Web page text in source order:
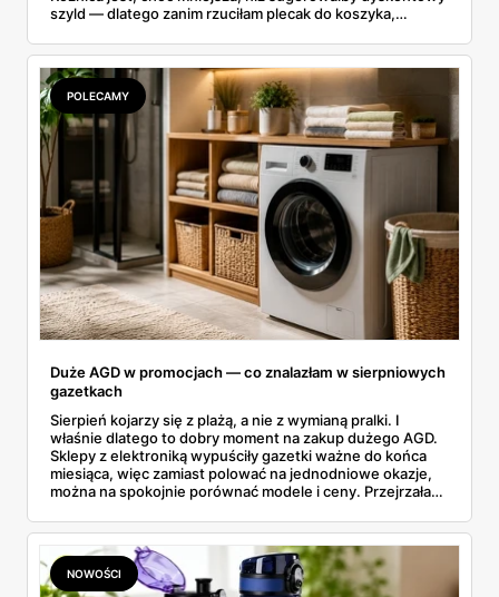
szyld — dlatego zanim rzuciłam plecak do koszyka,
rozpiska: co dokładnie sprzedaje Lidl, ile kosztują
odpowiedniki u producenta i komu ten zakup naprawdę
się opłaci.
POLECAMY
Duże AGD w promocjach — co znalazłam w sierpniowych
gazetkach
Sierpień kojarzy się z plażą, a nie z wymianą pralki. I
właśnie dlatego to dobry moment na zakup dużego AGD.
Sklepy z elektroniką wypuściły gazetki ważne do końca
miesiąca, więc zamiast polować na jednodniowe okazje,
można na spokojnie porównać modele i ceny. Przejrzałam
znalazłam, z cenami i terminami.
NOWOŚCI